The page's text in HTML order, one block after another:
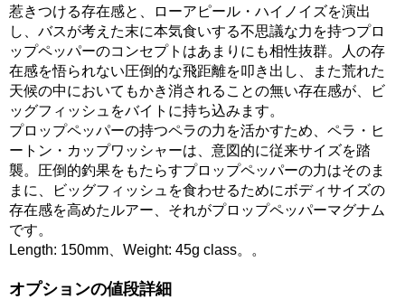
惹きつける存在感と、ローアピール・ハイノイズを演出
し、バスが考えた末に本気食いする不思議な力を持つプロ
ップペッパーのコンセプトはあまりにも相性抜群。人の存
在感を悟られない圧倒的な飛距離を叩き出し、また荒れた
天候の中においてもかき消されることの無い存在感が、ビ
ッグフィッシュをバイトに持ち込みます。
プロップペッパーの持つペラの力を活かすため、ペラ・ヒ
ートン・カップワッシャーは、意図的に従来サイズを踏
襲。圧倒的釣果をもたらすプロップペッパーの力はそのま
まに、ビッグフィッシュを食わせるためにボディサイズの
存在感を高めたルアー、それがプロップペッパーマグナム
です。
Length: 150mm、Weight: 45g class。。
オプションの値段詳細